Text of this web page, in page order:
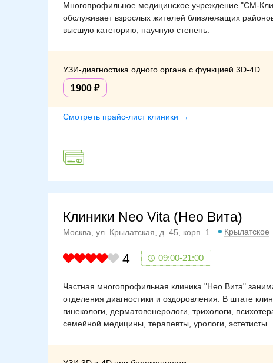
Многопрофильное медицинское учреждение "СМ-
обслуживает взрослых жителей близлежащих
высшую категорию, научную степень.
УЗИ-диагностика одного органа с функцией 3D-4D
1900
Смотреть прайс-лист клиники →
Клиники Neo Vita (Нео Вита)
Москва, ул. Крылатская, д. 45, корп. 1 Крылатское
4 09:00-21:00
Частная многопрофильная клиника "Нео Вита"
отделения диагностики и оздоровления. В штате
гинекологи, дерматовенерологи, трихологи,
семейной медицины, терапевты, урологи, эстетисты.